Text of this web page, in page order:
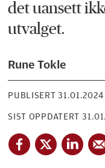
det uansett
utvalget.
Rune Tokle
PUBLISERT
SIST OPPDATERT